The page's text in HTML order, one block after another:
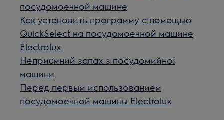
посудомоечной машине
Как установить программу с помощью
QuickSelect на посудомоечной машине
Electrolux
Неприємний запах з посудомийної
машини
Перед первым использованием
посудомоечной машины Electrolux